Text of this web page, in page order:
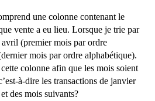
une colonne contenant le
vente a eu lieu. Lorsque je trie par
(premier mois par ordre
mois par ordre alphabétique).
colonne afin que les mois soient
à-dire les transactions de janvier
des mois suivants?